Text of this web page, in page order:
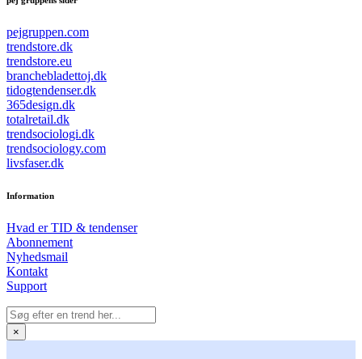
pejgruppen.com
trendstore.dk
trendstore.eu
branchebladettoj.dk
tidogtendenser.dk
365design.dk
totalretail.dk
trendsociologi.dk
trendsociology.com
livsfaser.dk
Information
Hvad er TID & tendenser
Abonnement
Nyhedsmail
Kontakt
Support
×